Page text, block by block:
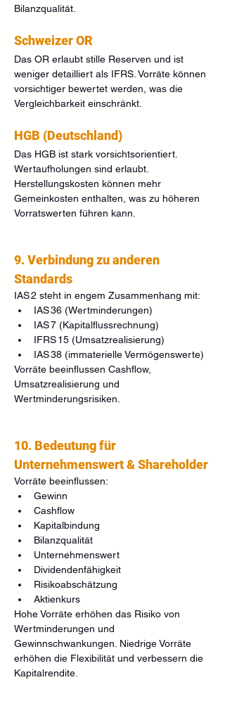
Bilanzqualität.
Schweizer OR
Das OR erlaubt stille Reserven und ist
weniger detailliert als IFRS. Vorräte können
vorsichtiger bewertet werden, was die
Vergleichbarkeit einschränkt.
HGB (Deutschland)
Das HGB ist stark vorsichtsorientiert.
Wertaufholungen sind erlaubt.
Herstellungskosten können mehr
Gemeinkosten enthalten, was zu höheren
Vorratswerten führen kann.
9. Verbindung zu anderen
Standards
IAS 2 steht in engem Zusammenhang mit:
IAS 36 (Wertminderungen)
IAS 7 (Kapitalflussrechnung)
IFRS 15 (Umsatzrealisierung)
IAS 38 (immaterielle Vermögenswerte)
Vorräte beeinflussen Cashflow,
Umsatzrealisierung und
Wertminderungsrisiken.
10. Bedeutung für
Unternehmenswert & Shareholder
Vorräte beeinflussen:
Gewinn
Cashflow
Kapitalbindung
Bilanzqualität
Unternehmenswert
Dividendenfähigkeit
Risikoabschätzung
Aktienkurs
Hohe Vorräte erhöhen das Risiko von
Wertminderungen und
Gewinnschwankungen. Niedrige Vorräte
erhöhen die Flexibilität und verbessern die
Kapitalrendite.